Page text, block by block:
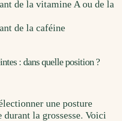
de la vitamine A ou de la
de la caféine
: dans quelle position ?
une posture
durant la grossesse. Voici